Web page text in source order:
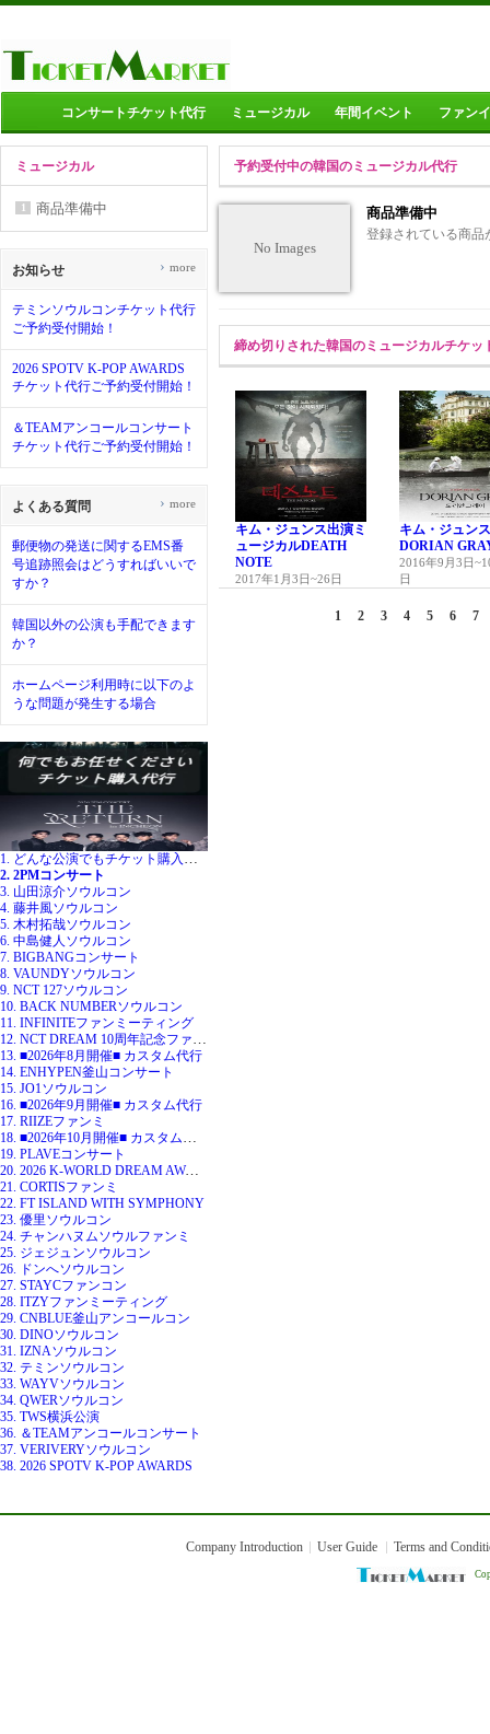
コンサートチケット代行 ミュージカル 年間イベント ファン
ミュージカル
1 商品準備中
お知らせ
テミンソウルコンチケット代行
ご予約受付開始！
2026 SPOTV K-POP AWARDS
チケット代行ご予約受付開始！
＆TEAMアンコールコンサート
チケット代行ご予約受付開始！
› more
よくある質問
郵便物の発送に関するEMS番
号追跡照会はどうすればいいで
すか？
韓国以外の公演も手配できます
か？
ホームページ利用時に以下のよ
うな問題が発生する場合
› more
1. どんな公演でもチケット購入代行
2. 2PMコンサート
3. 山田涼介ソウルコン
4. 藤井風ソウルコン
5. 木村拓哉ソウルコン
6. 中島健人ソウルコン
7. BIGBANGコンサート
8. VAUNDYソウルコン
9. NCT 127ソウルコン
10. BACK NUMBERソウルコン
11. INFINITEファンミーティング
12. NCT DREAM 10周年記念ファンミ
13. ■2026年8月開催■ カスタム代行
14. ENHYPEN釜山コンサート
15. JO1ソウルコン
16. ■2026年9月開催■ カスタム代行
17. RIIZEファンミ
18. ■2026年10月開催■ カスタム代行
19. PLAVEコンサート
20. 2026 K-WORLD DREAM AWARDS
21. CORTISファンミ
22. FT ISLAND WITH SYMPHONY
23. 優里ソウルコン
24. チャンハヌムソウルファンミ
25. ジェジュンソウルコン
26. ドンへソウルコン
27. STAYCファンコン
28. ITZYファンミーティング
29. CNBLUE釜山アンコールコン
30. DINOソウルコン
31. IZNAソウルコン
32. テミンソウルコン
33. WAYVソウルコン
34. QWERソウルコン
35. TWS横浜公演
36. ＆TEAMアンコールコンサート
37. VERIVERYソウルコン
38. 2026 SPOTV K-POP AWARDS
予約受付中の韓国のミュージカル代行
No Images
商品準備中
登録されている商品
締め切りされた韓国のミュージカルチケッ
キム・ジュンス出演ミ
ュージカルDEATH
NOTE
2017年1月3日~26日
キム・ジュン
DORIAN
2016年9月3日
日
1 2 3 4 5 6 7
Company Introduction User Guide Terms and